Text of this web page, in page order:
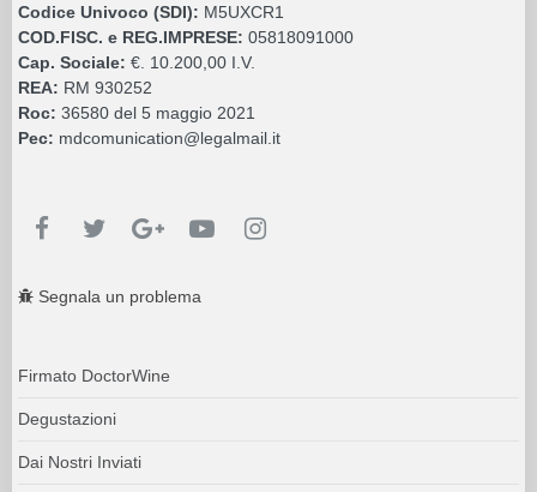
Codice Univoco (SDI): M5UXCR1
COD.FISC. e REG.IMPRESE: 05818091000
Cap. Sociale: €. 10.200,00 I.V.
REA: RM 930252
Roc: 36580 del 5 maggio 2021
Pec: mdcomunication@legalmail.it
Segnala un problema
Firmato DoctorWine
Degustazioni
Dai Nostri Inviati